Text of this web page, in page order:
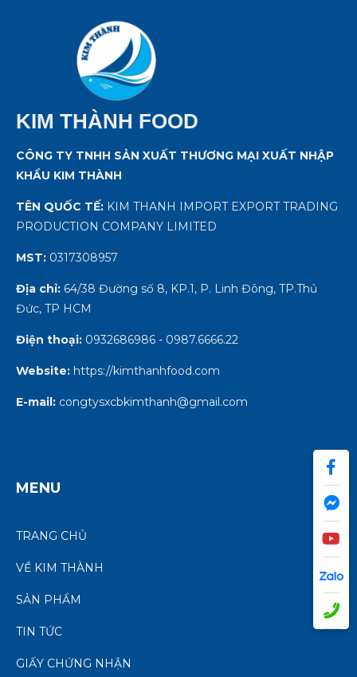
KIM THÀNH FOOD
CÔNG TY TNHH SẢN XUẤT THƯƠNG MẠI XUẤT NHẬP
KHẨU KIM THÀNH
TÊN QUỐC TẾ: KIM THANH IMPORT EXPORT TRADING
PRODUCTION COMPANY LIMITED
MST: 0317308957
Địa chỉ: 64/38 Đường số 8, KP.1, P. Linh Đông, TP.Thủ
Đức, TP HCM
Điện thoại: 0932686986 - 0987.6666.22
Website: https://kimthanhfood.com
E-mail: congtysxcbkimthanh@gmail.com
MENU
TRANG CHỦ
VỀ KIM THÀNH
SẢN PHẨM
TIN TỨC
GIẤY CHỨNG NHẬN